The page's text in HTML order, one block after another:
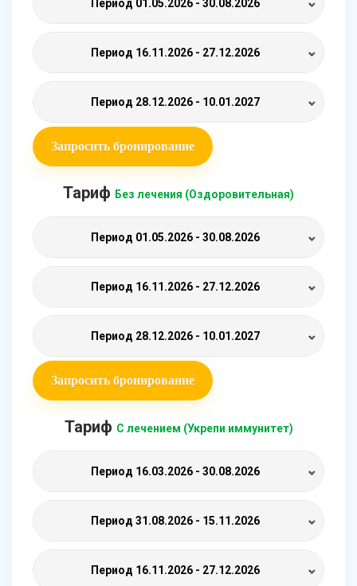
Период 01.05.2026 - 30.08.2026
Период 16.11.2026 - 27.12.2026
Период 28.12.2026 - 10.01.2027
Запросить бронирование
Тариф Без лечения (Оздоровительная)
Период 01.05.2026 - 30.08.2026
Период 16.11.2026 - 27.12.2026
Период 28.12.2026 - 10.01.2027
Запросить бронирование
Тариф С лечением (Укрепи иммунитет)
Период 16.03.2026 - 30.08.2026
Период 31.08.2026 - 15.11.2026
Период 16.11.2026 - 27.12.2026